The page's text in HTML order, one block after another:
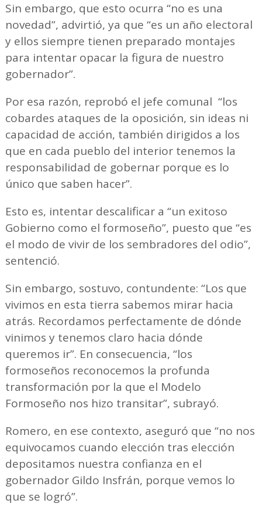
Sin embargo, que esto ocurra “no es una
novedad”, advirtió, ya que “es un año electoral
y ellos siempre tienen preparado montajes
para intentar opacar la figura de nuestro
gobernador”.
Por esa razón, reprobó el jefe comunal “los
cobardes ataques de la oposición, sin ideas ni
capacidad de acción, también dirigidos a los
que en cada pueblo del interior tenemos la
responsabilidad de gobernar porque es lo
único que saben hacer”.
Esto es, intentar descalificar a “un exitoso
Gobierno como el formoseño”, puesto que “es
el modo de vivir de los sembradores del odio”,
sentenció.
Sin embargo, sostuvo, contundente: “Los que
vivimos en esta tierra sabemos mirar hacia
atrás. Recordamos perfectamente de dónde
vinimos y tenemos claro hacia dónde
queremos ir”. En consecuencia, “los
formoseños reconocemos la profunda
transformación por la que el Modelo
Formoseño nos hizo transitar”, subrayó.
Romero, en ese contexto, aseguró que “no nos
equivocamos cuando elección tras elección
depositamos nuestra confianza en el
gobernador Gildo Insfrán, porque vemos lo
que se logró”.